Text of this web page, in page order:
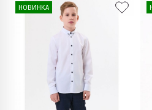
НОВИНКА